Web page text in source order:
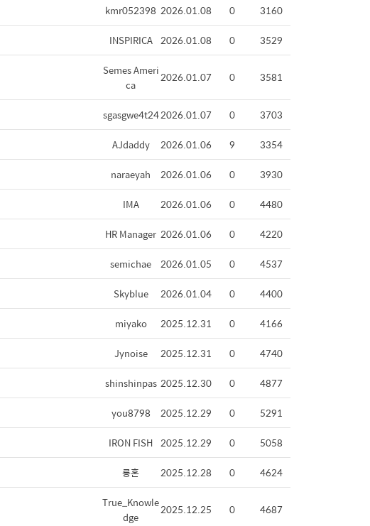
kmr052398 2026.01.08 0
3160
INSPIRICA 2026.01.08 0 3529
Semes Ameri
ca
2026.01.07 0 3581
sgasgwe4t242026.01.07 0
3703
AJdaddy 2026.01.06 9
3354
naraeyah 2026.01.06 0
3930
IMA 2026.01.06 0
4480
HR Manager 2026.01.06 0
4220
semichae 2026.01.05 0
4537
Skyblue 2026.01.04 0
4400
miyako 2025.12.31 0
4166
Jynoise 2025.12.31 0
4740
shinshinpas 2025.12.30 0
4877
you8798 2025.12.29 0
5291
IRON FISH 2025.12.29 0
5058
롱혼 2025.12.28 0 4624
True_Knowle
dge
2025.12.25 0 4687